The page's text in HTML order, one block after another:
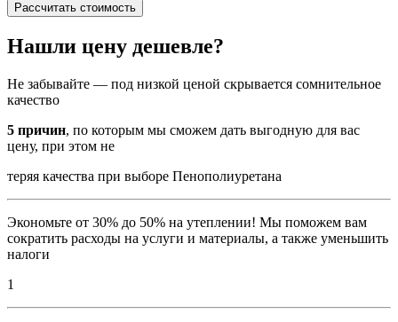
Рассчитать стоимость
Нашли цену дешевле?
Не забывайте — под низкой ценой скрывается сомнительное
качество
5 причин, по которым мы сможем дать выгодную для вас
цену, при этом не
теряя качества при выборе Пенополиуретана
Экономьте от 30% до 50% на утеплении! Мы поможем вам
сократить расходы на услуги и материалы, а также уменьшить
налоги
1